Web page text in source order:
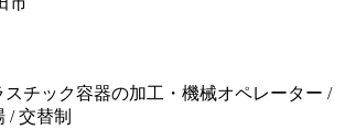
スチック容器の加工・機械オペレーター /
/ 交替制